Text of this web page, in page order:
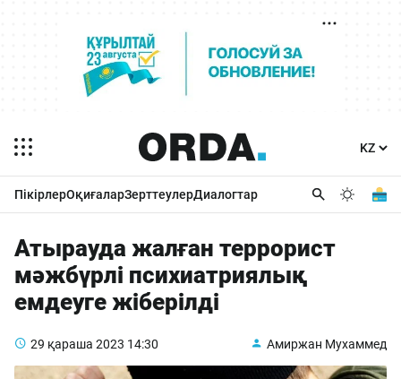
ПікірлерОқиғаларЗерттеулерДиалогтар
Атырауда жалған террорист
мәжбүрлі психиатриялық
емдеуге жіберілді
29 қараша 2023 14:30 Амиржан Мухаммед